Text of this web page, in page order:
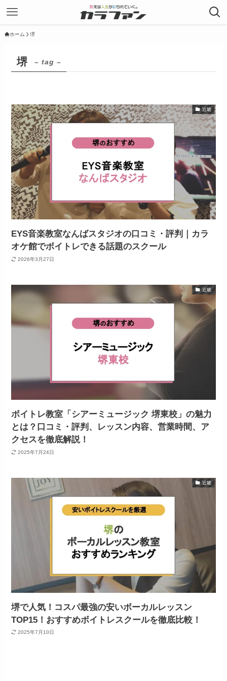
ホーム 堺
堺 – tag –
近畿
EYS音楽教室なんばスタジオの口コミ・評判｜カラ
オケ館でボイトレできる話題のスクール
2026年3月27日
近畿
ボイトレ教室「シアーミュージック 堺東校」の魅力
とは？口コミ・評判、レッスン内容、営業時間、ア
クセスを徹底解説！
2025年7月24日
近畿
堺で人気！コスパ最強の安いボーカルレッスン
TOP15！おすすめボイトレスクールを徹底比較！
2025年7月10日